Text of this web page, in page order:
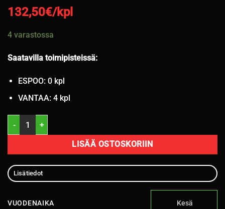
132,50€/kpl
4 varastossa
Saatavilla toimipisteissä:
ESPOO: 0 kpl
VANTAA: 4 kpl
275/40R20 Three-A P606 106Y XL C,B 72dB /kesä määrä
LISÄÄ OSTOSKORIIN
Lisätiedot
VUODENAIKA Kesä